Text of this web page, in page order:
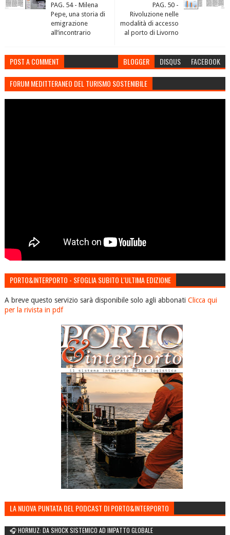
PAG. 50 -
Rivoluzione nelle
modalità di accesso
al porto di Livorno
PAG. 54 - Milena
Pepe, una storia di
emigrazione
all’incontrario
POST A COMMENT BLOGGER DISQUS FACEBOOK
FORUM MEDITTERANEO DEL TURISMO SOSTENIBILE
PORTO&INTERPORTO - SFOGLIA SUBITO L'ULTIMA EDIZIONE
A breve questo servizio sarà disponibile solo agli abbonati Clicca qui
per la rivista in pdf
LA NUOVA PUNTATA DEL PODCAST DI PORTO&INTERPORTO
🎧 HORMUZ: DA SHOCK SISTEMICO AD IMPATTO GLOBALE